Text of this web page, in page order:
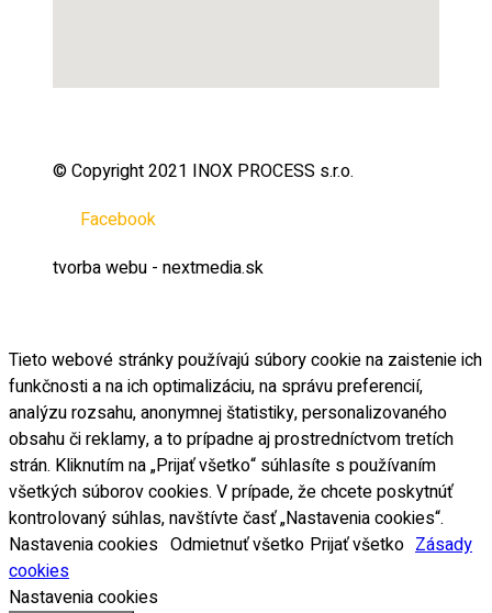
© Copyright 2021 INOX PROCESS s.r.o.
Facebook
tvorba webu - nextmedia.sk
Tieto webové stránky používajú súbory cookie na zaistenie ich
funkčnosti a na ich optimalizáciu, na správu preferencií,
analýzu rozsahu, anonymnej štatistiky, personalizovaného
obsahu či reklamy, a to prípadne aj prostredníctvom tretích
strán. Kliknutím na „Prijať všetko“ súhlasíte s používaním
všetkých súborov cookies. V prípade, že chcete poskytnúť
kontrolovaný súhlas, navštívte časť „Nastavenia cookies“.
Nastavenia cookies Odmietnuť všetko Prijať všetko Zásady
cookies
Nastavenia cookies